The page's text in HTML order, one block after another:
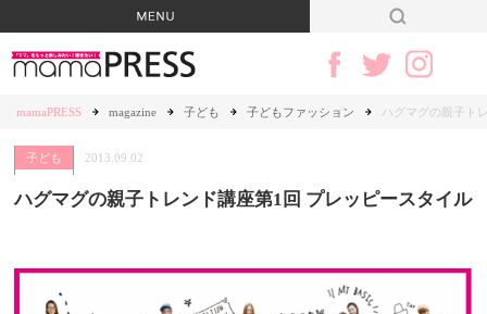
mamaPRESS magazine 子ども 子どもファッション ハグマグの親子ト
子ども 2013.09.02
ハグマグの親子トレンド講座第1回 プレッピースタイル